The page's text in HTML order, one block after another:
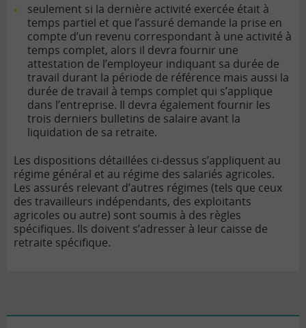
seulement si la dernière activité exercée était à
temps partiel et que l’assuré demande la prise en
compte d’un revenu correspondant à une activité à
temps complet, alors il devra fournir une
attestation de l’employeur indiquant sa durée de
travail durant la période de référence mais aussi la
durée de travail à temps complet qui s’applique
dans l’entreprise. Il devra également fournir les
trois derniers bulletins de salaire avant la
liquidation de sa retraite.
Les dispositions détaillées ci-dessus s’appliquent au
régime général et au régime des salariés agricoles.
Les assurés relevant d’autres régimes (tels que ceux
des travailleurs indépendants, des exploitants
agricoles ou autre) sont soumis à des règles
spécifiques. Ils doivent s’adresser à leur caisse de
retraite spécifique.